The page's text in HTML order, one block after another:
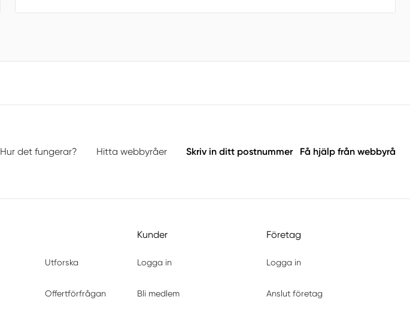
Hur det fungerar? Hitta webbyråer Skriv in ditt postnummer Få hjälp från webbyrå
Utforska
Offertförfrågan
Kunder
Logga in
Bli medlem
Företag
Logga in
Anslut företag